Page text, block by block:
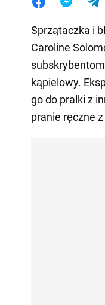
Sprzątaczka i
Caroline
kąpielowy.
go do pralki z
pranie ręczne